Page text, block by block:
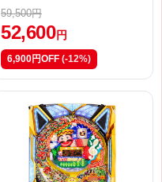
59,500円
52,600円
6,900円OFF (-12%)